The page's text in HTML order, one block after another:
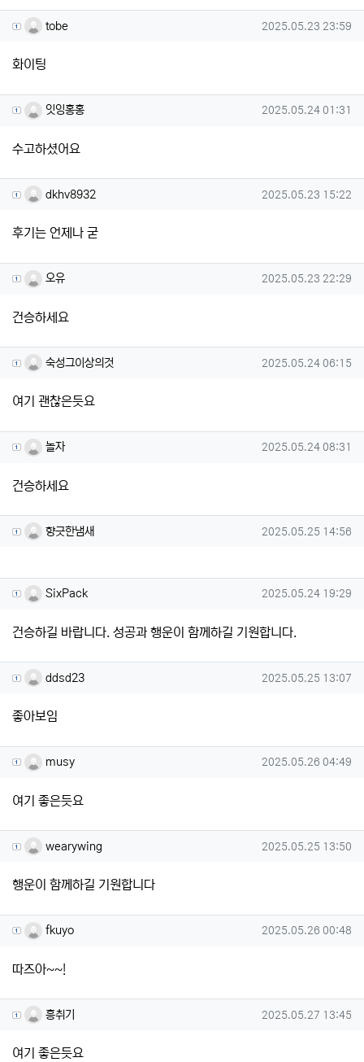
tobe님의 댓글
tobe 작성일
2025.05.23 23:59
화이팅
잇잉홍홍님의 댓글
잇잉홍홍 작성일
2025.05.24 01:31
수고하셨어요
dkhv8932님의 댓글
dkhv8932 작성일
2025.05.23 15:22
후기는 언제나 굳
오유님의 댓글
오유 작성일
2025.05.23 22:29
건승하세요
숙성그이상의것님의 댓글
숙성그이상의것 작성일
2025.05.24 06:15
여기 괜찮은듯요
놀자님의 댓글
놀자 작성일
2025.05.24 08:31
건승하세요
향긋한냄새님의 댓글
향긋한냄새 작성일
2025.05.25 14:56
SixPack님의 댓글
SixPack 작성일
2025.05.24 19:29
건승하길 바랍니다. 성공과 행운이 함께하길 기원합니다.
ddsd23님의 댓글
ddsd23 작성일
2025.05.25 13:07
좋아보임
musy님의 댓글
musy 작성일
2025.05.26 04:49
여기 좋은듯요
wearywing님의 댓글
wearywing 작성일
2025.05.25 13:50
행운이 함께하길 기원합니다
fkuyo님의 댓글
fkuyo 작성일
2025.05.26 00:48
따즈아~~!
흥취기님의 댓글
흥취기 작성일
2025.05.27 13:45
여기 좋은듯요